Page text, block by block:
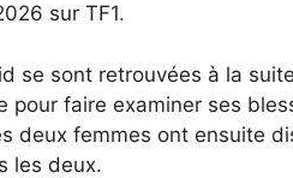
sur TF1.
se sont retrouvées à la
pour faire examiner ses
deux femmes ont ensuite
les deux.